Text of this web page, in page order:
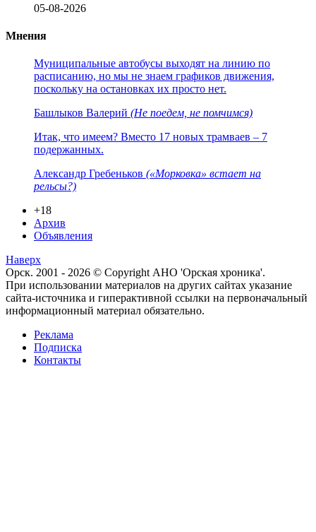
05-08-2026
Мнения
Муниципальные автобусы выходят на линию по
расписанию, но мы не знаем графиков движения,
поскольку на остановках их просто нет.
Башлыков Валерий (Не поедем, не помчимся)
Итак, что имеем? Вместо 17 новых трамваев – 7
подержанных.
Александр Гребеньков («Морковка» встает на
рельсы?)
+18
Архив
Объявления
Наверх
Орск. 2001 - 2026 © Copyright АНО 'Орская хроника'.
При использовании материалов на других сайтах указание
сайта-источника и гиперактивной ссылки на первоначальный
информационный материал обязательно.
Реклама
Подписка
Контакты